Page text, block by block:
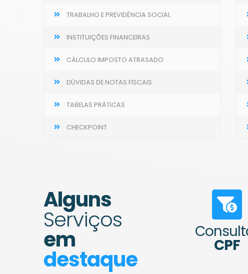
TRABALHO E PREVIDÊNCIA SOCIAL
INSTITUIÇÕES FINANCEIRAS
CÁLCULO IMPOSTO ATRASADO
DÚVIDAS DE NOTAS FISCAIS
TABELAS PRÁTICAS
CHECKPOINT
Alguns
Serviços
em
destaque
CPF